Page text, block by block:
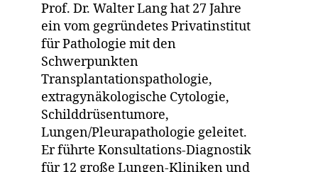
Prof. Dr. Walter Lang hat 27 Jahre
ein vom gegründetes Privatinstitut
für Pathologie mit den
Schwerpunkten
Transplantationspathologie,
extragynäkologische Cytologie,
Schilddrüsentumore,
Lungen/Pleurapathologie geleitet.
Er führte Konsultations-Diagnostik
für 12 große Lungen-Kliniken und